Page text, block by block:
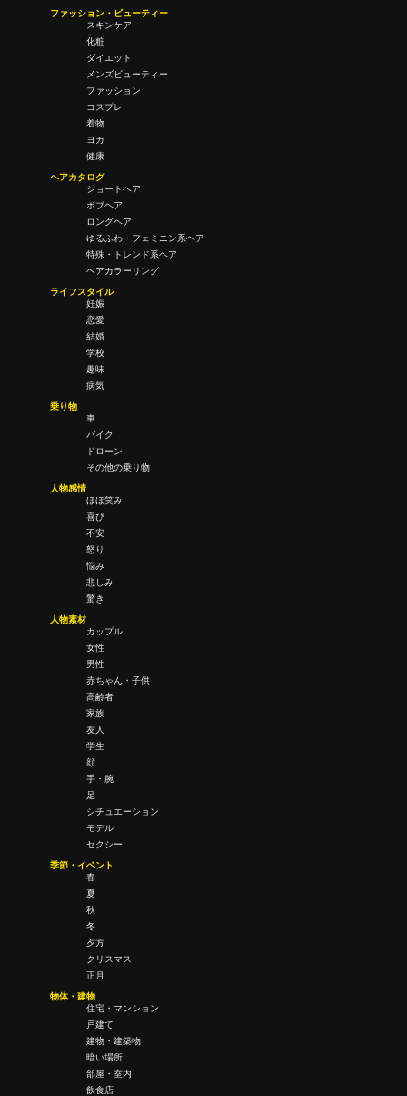
ファッション・ビューティー
スキンケア
化粧
ダイエット
メンズビューティー
ファッション
コスプレ
着物
ヨガ
健康
ヘアカタログ
ショートヘア
ボブヘア
ロングヘア
ゆるふわ・フェミニン系ヘア
特殊・トレンド系ヘア
ヘアカラーリング
ライフスタイル
妊娠
恋愛
結婚
学校
趣味
病気
乗り物
車
バイク
ドローン
その他の乗り物
人物感情
ほほ笑み
喜び
不安
怒り
悩み
悲しみ
驚き
人物素材
カップル
女性
男性
赤ちゃん・子供
高齢者
家族
友人
学生
顔
手・腕
足
シチュエーション
モデル
セクシー
季節・イベント
春
夏
秋
冬
夕方
クリスマス
正月
物体・建物
住宅・マンション
戸建て
建物・建築物
暗い場所
部屋・室内
飲食店